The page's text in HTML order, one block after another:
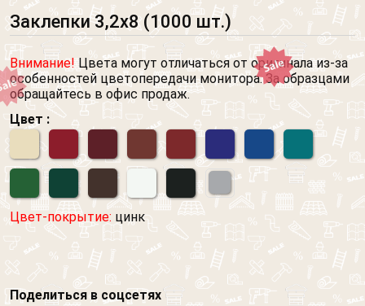
Заклепки 3,2х8 (1000 шт.)
Внимание!Цвета могут отличаться от оригинала из-за
особенностей цветопередачи монитора. За образцами
обращайтесь в офис продаж.
Цвет :
Цвет-покрытие: цинк
Поделиться в соцсетях